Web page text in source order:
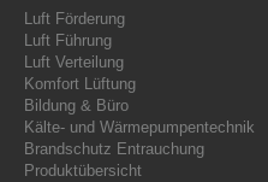
Luft Förderung
Luft Führung
Luft Verteilung
Komfort Lüftung
Bildung & Büro
Kälte- und Wärmepumpentechnik
Brandschutz Entrauchung
Produktübersicht